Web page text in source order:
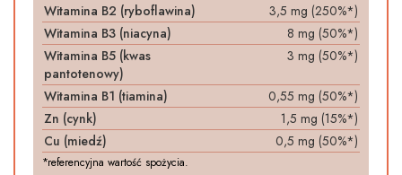
Witamina B2 (ryboflawina)
3,5 mg (250%*)
Witamina B3 (niacyna)
8 mg (50%*)
Witamina B5 (kwas
pantotenowy)
3 mg (50%*)
Witamina B1 (tiamina)
0,55 mg (50%*)
Zn (cynk)
1,5 mg (15%*)
Cu (miedź)
0,5 mg (50%*)
*referencyjna wartość spożycia.